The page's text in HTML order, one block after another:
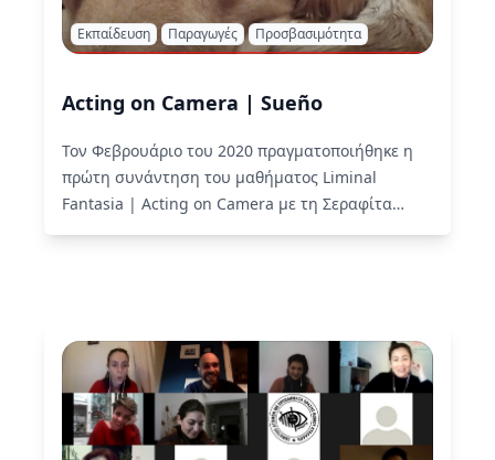
Εκπαίδευση Παραγωγές Προσβασιμότητα
Acting on Camera | Sueño
Τον Φεβρουάριο του 2020 πραγματοποιήθηκε η
πρώτη συνάντηση του μαθήματος Liminal
Fantasia | Acting on Camera με τη Σεραφίτα